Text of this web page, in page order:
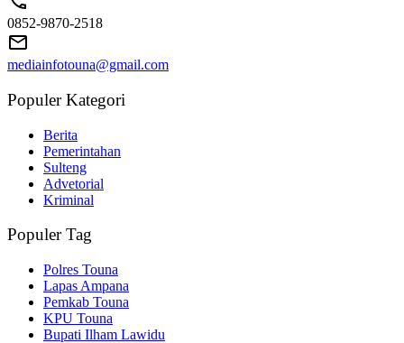
0852-9870-2518
mediainfotouna@gmail.com
Populer Kategori
Berita
Pemerintahan
Sulteng
Advetorial
Kriminal
Populer Tag
Polres Touna
Lapas Ampana
Pemkab Touna
KPU Touna
Bupati Ilham Lawidu